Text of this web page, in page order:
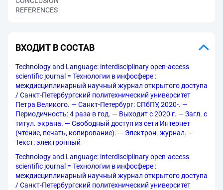
REFERENCES
ВХОДИТ В СОСТАВ
Technology and Language: interdisciplinary open-access
scientific journal = Технологии в инфосфере :
междисциплинарный научный журнал открытого доступа
/ Санкт-Петербургский политехнический университет
Петра Великого. — Санкт-Петербург: СПбПУ, 2020-. —
Периодичность: 4 раза в год. — Выходит с 2020 г. — Загл. с
титул. экрана. — Свободный доступ из сети Интернет
(чтение, печать, копирование). — Электрон. журнал. —
Текст: электронный
Technology and Language: interdisciplinary open-access
scientific journal = Технологии в инфосфере :
междисциплинарный научный журнал открытого доступа
/ Санкт-Петербургский политехнический университет